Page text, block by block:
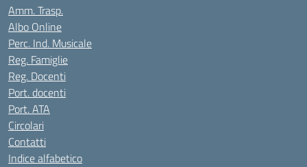
Amm. Trasp.
Albo Online
Perc. Ind. Musicale
Reg. Famiglie
Reg. Docenti
Port. docenti
Port. ATA
Circolari
Contatti
Indice alfabetico